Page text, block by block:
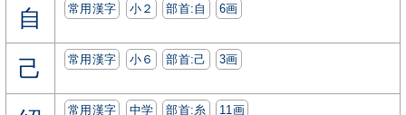
自 常用漢字 小２ 部首:⾃ 6画
己 常用漢字 小６ 部首:⼰ 3画
常用漢字 中学 部首:⽷ 11画